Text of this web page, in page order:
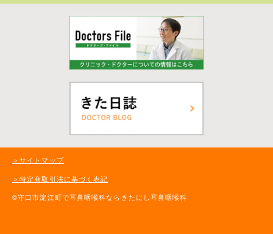
＞サイトマップ
＞特定商取引法に基づく表記
©守口市淀江町で耳鼻咽喉科ならきたにし耳鼻咽喉科